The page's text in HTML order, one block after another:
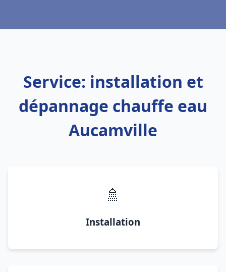
Service: installation et
dépannage chauffe eau
Aucamville
🚿
Installation